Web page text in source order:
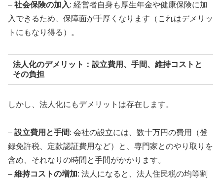
– 社会保険の加入: 経営者自身も厚生年金や健康保険に加
入できるため、保障面が手厚くなります（これはデメリッ
トにもなり得る）。
法人化のデメリット：設立費用、手間、維持コストと
その負担
しかし、法人化にもデメリットは存在します。
– 設立費用と手間: 会社の設立には、数十万円の費用（登
録免許税、定款認証費用など）と、専門家とのやり取りを
含め、それなりの時間と手間がかかります。
– 維持コストの増加: 法人になると、法人住民税の均等割